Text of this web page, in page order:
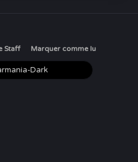
Staff Marquer comme lu